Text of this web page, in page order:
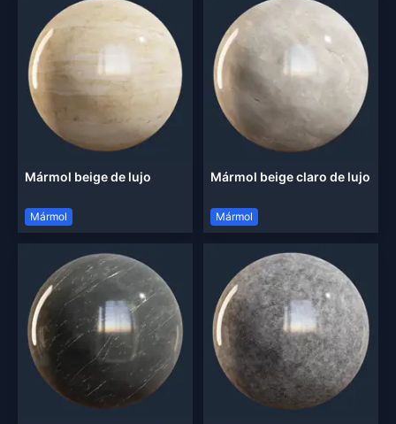
Mármol beige de lujo
Mármol
Mármol beige claro de lujo
Mármol